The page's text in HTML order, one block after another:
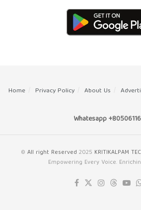
Home Privacy Policy About Us
Whatesapp
© All right Reserved 2025 KRITIKALPAM
Empowering Every Voice.